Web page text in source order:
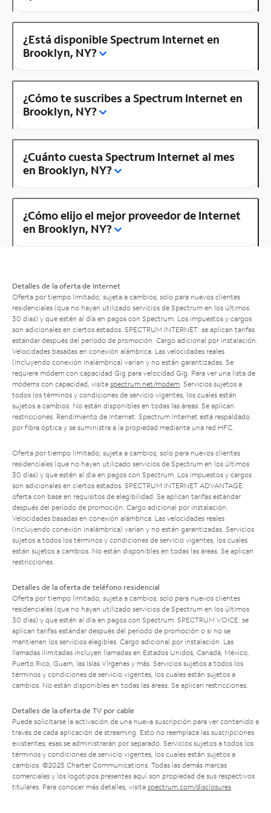
¿Está disponible Spectrum Internet en
Brooklyn, NY?
¿Cómo te suscribes a Spectrum Internet en
Brooklyn, NY?
¿Cuánto cuesta Spectrum Internet al mes
en Brooklyn, NY?
¿Cómo elijo el mejor proveedor de Internet
en Brooklyn, NY?
Detalles de la oferta de Internet
Oferta por tiempo limitado; sujeta a cambios; solo para nuevos clientes
residenciales (que no hayan utilizado servicios de Spectrum en los últimos
30 días) y que estén al día en pagos con Spectrum. Los impuestos y cargos
son adicionales en ciertos estados. SPECTRUM INTERNET: se aplican tarifas
estándar después del período de promoción. Cargo adicional por instalación.
Velocidades basadas en conexión alámbrica. Las velocidades reales
(incluyendo conexión inalámbrica) varían y no están garantizadas. Se
requiere módem con capacidad Gig para velocidad Gig. Para ver una lista de
módems con capacidad, visita spectrum.net/modem . Servicios sujetos a
todos los términos y condiciones de servicio vigentes, los cuales están
sujetos a cambios. No están disponibles en todas las áreas. Se aplican
restricciones. Rendimiento de Internet: Spectrum Internet está respaldado
por fibra óptica y se suministra a la propiedad mediante una red HFC.
Oferta por tiempo limitado; sujeta a cambios; solo para nuevos clientes
residenciales (que no hayan utilizado servicios de Spectrum en los últimos
30 días) y que estén al día en pagos con Spectrum. Los impuestos y cargos
son adicionales en ciertos estados. SPECTRUM INTERNET ADVANTAGE:
oferta con base en requisitos de elegibilidad. Se aplican tarifas estándar
después del período de promoción. Cargo adicional por instalación.
Velocidades basadas en conexión alámbrica. Las velocidades reales
(incluyendo conexión inalámbrica) varían y no están garantizadas. Servicios
sujetos a todos los términos y condiciones de servicio vigentes, los cuales
están sujetos a cambios. No están disponibles en todas las áreas. Se aplican
restricciones.
Detalles de la oferta de teléfono residencial
Oferta por tiempo limitado; sujeta a cambios; solo para nuevos clientes
residenciales (que no hayan utilizado servicios de Spectrum en los últimos
30 días) y que estén al día en pagos con Spectrum. SPECTRUM VOICE: se
aplican tarifas estándar después del período de promoción o si no se
mantienen los servicios elegibles. Cargo adicional por instalación. Las
llamadas ilimitadas incluyen llamadas en Estados Unidos, Canadá, México,
Puerto Rico, Guam, las Islas Vírgenes y más. Servicios sujetos a todos los
términos y condiciones de servicio vigentes, los cuales están sujetos a
cambios. No están disponibles en todas las áreas. Se aplican restricciones.
Detalles de la oferta de TV por cable
Puede solicitarse la activación de una nueva suscripción para ver contenido a
través de cada aplicación de streaming. Esto no reemplaza las suscripciones
existentes; esas se administrarán por separado. Servicios sujetos a todos los
términos y condiciones de servicio vigentes, los cuales están sujetos a
cambios. ©2025 Charter Communications. Todas las demás marcas
comerciales y los logotipos presentes aquí son propiedad de sus respectivos
titulares. Para conocer más detalles, visita spectrum.com/disclosures